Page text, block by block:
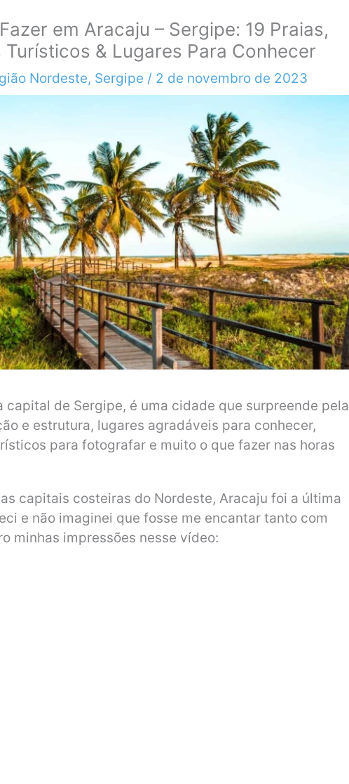
em Aracaju – Sergipe: 19 Praias,
Turísticos & Lugares Para Conhecer
Nordeste, Sergipe / 2 de novembro de 2023
capital de Sergipe, é uma cidade que surpreende pela
e estrutura, lugares agradáveis para conhecer,
para fotografar e muito o que fazer nas horas
capitais costeiras do Nordeste, Aracaju foi a última
e não imaginei que fosse me encantar tanto com
minhas impressões nesse vídeo: